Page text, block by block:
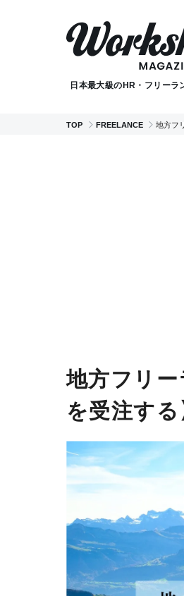
日本最大級のHR・フリーラ
TOP FREELANCE 地方フ
地方フリ
を受注する